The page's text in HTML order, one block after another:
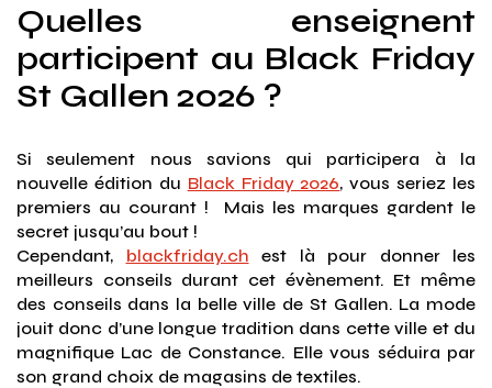
Quelles enseignent
participent au Black Friday
St Gallen 2026 ?
Si seulement nous savions qui participera à la
nouvelle édition du Black Friday 2026, vous seriez les
premiers au courant ! Mais les marques gardent le
secret jusqu’au bout !
Cependant, blackfriday.ch est là pour donner les
meilleurs conseils durant cet évènement. Et même
des conseils dans la belle ville de St Gallen. La mode
jouit donc d’une longue tradition dans cette ville et du
magnifique Lac de Constance. Elle vous séduira par
son grand choix de magasins de textiles.